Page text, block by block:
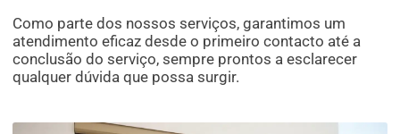
Como parte dos nossos serviços, garantimos um
atendimento eficaz desde o primeiro contacto até a
conclusão do serviço, sempre prontos a esclarecer
qualquer dúvida que possa surgir.